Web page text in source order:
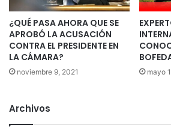
¿QUÉ PASA AHORA QUE SE
APROBÓ LA ACUSACIÓN
CONTRA EL PRESIDENTE EN
LA CÁMARA?
noviembre 9, 2021 mayo
Archivos